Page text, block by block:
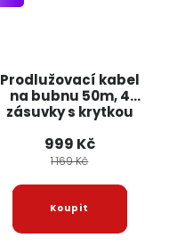
Prodlužovací kabel
na bubnu 50m, 4
zásuvky s krytkou
999 Kč
1 169 Kč